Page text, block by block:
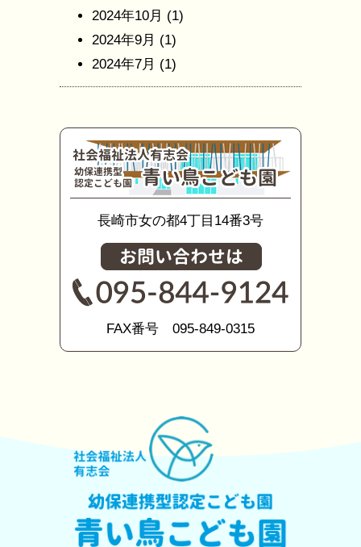
2024年10月 (1)
2024年9月 (1)
2024年7月 (1)
長崎市女の都4丁目14番3号
FAX番号 095-849-0315